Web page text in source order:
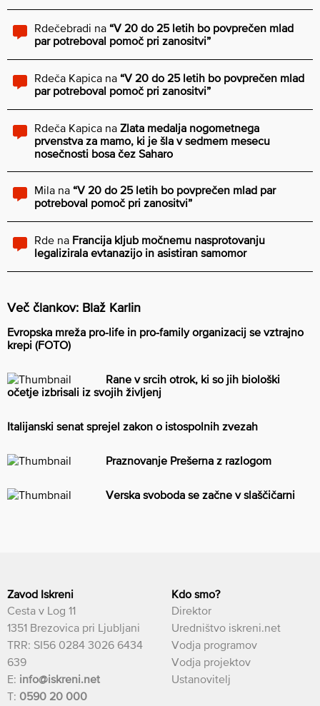
Rdečebradi na “V 20 do 25 letih bo povprečen mlad
par potreboval pomoč pri zanositvi”
Rdeča Kapica na “V 20 do 25 letih bo povprečen mlad
par potreboval pomoč pri zanositvi”
Rdeča Kapica na Zlata medalja nogometnega
prvenstva za mamo, ki je šla v sedmem mesecu
nosečnosti bosa čez Saharo
Mila na “V 20 do 25 letih bo povprečen mlad par
potreboval pomoč pri zanositvi”
Rde na Francija kljub močnemu nasprotovanju
legalizirala evtanazijo in asistiran samomor
Več člankov: Blaž Karlin
Evropska mreža pro-life in pro-family organizacij se vztrajno
krepi (FOTO)
Rane v srcih otrok, ki so jih biološki
očetje izbrisali iz svojih življenj
Italijanski senat sprejel zakon o istospolnih zvezah
Praznovanje Prešerna z razlogom
Verska svoboda se začne v slaščičarni
Zavod Iskreni
Cesta v Log 11
1351 Brezovica pri Ljubljani
TRR: SI56 0284 3026 6434
639
E: info@iskreni.net
T: 0590 20 000
Kdo smo?
Direktor
Uredništvo iskreni.net
Vodja programov
Vodja projektov
Ustanovitelj